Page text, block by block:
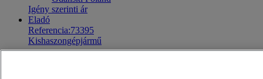
Igény szerinti ár
Eladó
Referencia:73395
Kishaszongépjármű